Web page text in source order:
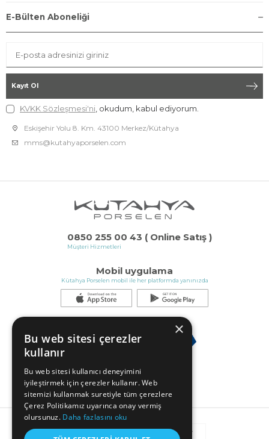
0850 255 00 43 ( Online Satış )
Müşteri Hizmetleri
Mobil uygulama
Kütahya Porselen mobil ile her platformda yanınızda
E-Bülten Aboneliği
Kayıt Ol
KVKK Sözleşmesi'ni , okudum, kabul ediyorum.
Eskişehir Yolu 8. Km. 43100 Merkez/Kütahya
mms@kutahyaporselen.com
×
Bu web sitesi çerezler
kullanır
Bu web sitesi kullanıcı deneyimini
iyileştirmek için çerezler kullanır. Web
sitemizi kullanmak suretiyle tüm çerezlere
Çerez Politikamız uyarınca onay vermiş
olursunuz. Daha fazlasını oku